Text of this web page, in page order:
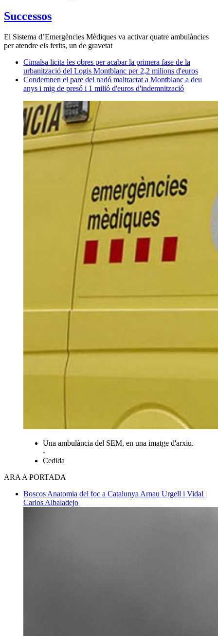
Successos
El Sistema d’Emergències Mèdiques va activar quatre ambulàncies
per atendre els ferits, un de gravetat
Cimalsa licita les obres per acabar la primera fase de la
urbanització del Logis Montblanc per 2,2 milions d'euros
Condemnen el pare del nadó maltractat a Montblanc a deu
anys i mig de presó i 1 milió d'euros d'indemnització
Una ambulància del SEM, en una imatge d'arxiu.
-
Cedida
ARA A PORTADA
Boscos Anatomia del foc a Catalunya Arnau Urgell i Vidal |
Carlos Albaladejo